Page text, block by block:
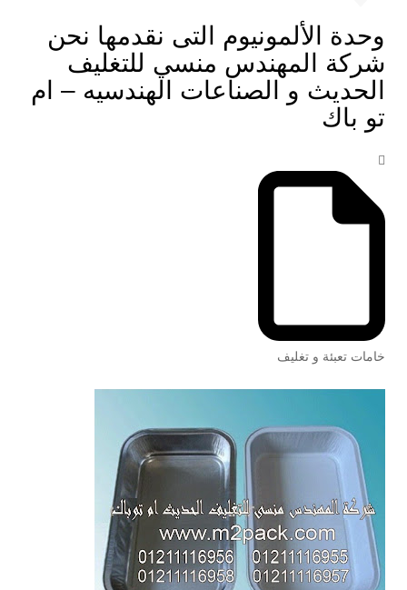
وحدة الألمونيوم التى نقدمها نحن
شركة المهندس منسي للتغليف
الحديث و الصناعات الهندسيه – ام
تو باك
خامات تعبئة و تغليف